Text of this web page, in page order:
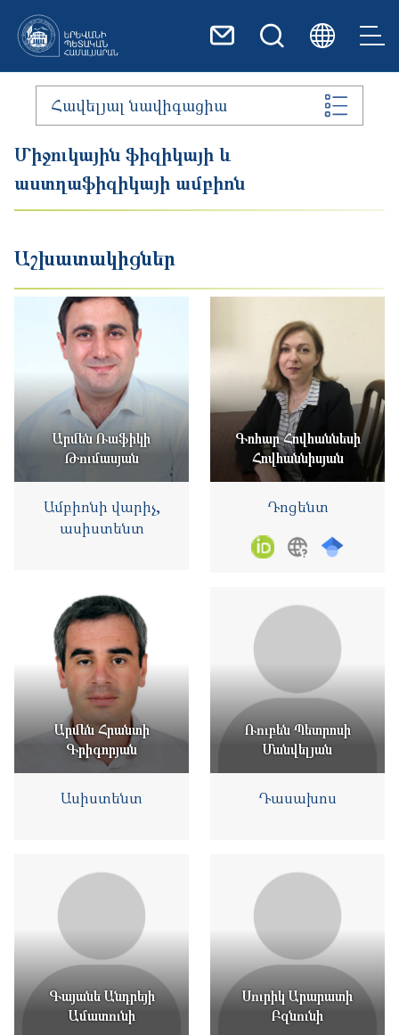
Հավելյալ նավիգացիա
Միջուկային ֆիզիկայի և
աստղաֆիզիկայի ամբիոն
Աշխատակիցներ
Արմեն Ռաֆիկի
Թումասյան
Ամբիոնի վարիչ,
ասիստենտ
Գոհար Հովհաննեսի
Հովհաննիսյան
Դոցենտ
Արմեն Հրանտի
Գրիգորյան
Ասիստենտ
Ռուբեն Պետրոսի
Մանվելյան
Դասախոս
Գայանե Անդրեյի
Ամատունի
Սուրիկ Արարատի
Բզնունի